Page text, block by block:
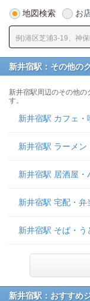
地図検索 お
新井宿駅：その他の
新井宿駅周辺のその他の
す。
新井宿駅 カフェ・
新井宿駅 ラーメン
新井宿駅 居酒屋・
新井宿駅 宅配・弁
新井宿駅 そば・う
新井宿駅：おすすめ